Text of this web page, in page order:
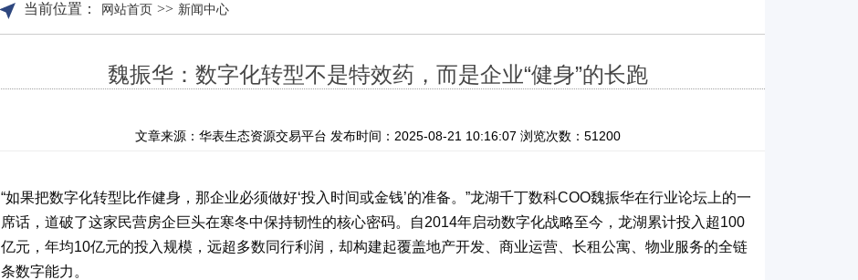
当前位置： 网站首页 >> 新闻中心
魏振华：数字化转型不是特效药，而是企业“健身”的长跑
文章来源：华表生态资源交易平台 发布时间：2025-08-21 10:16:07 浏览次数：51200
“如果把数字化转型比作健身，那企业必须做好‘投入时间或金钱’的准备。 ”龙湖千丁数科COO魏振华在行业论坛上的一
席话，道破了这家民营房企巨头在寒冬中保持韧性的核心密码。自2014年启动数字化战略至今，龙湖累计投入超100
亿元，年均10亿元的投入规模，远超多数同行利润，却构建起覆盖地产开发、商业运营、长租公寓、物业服务的全链
条数字能力。